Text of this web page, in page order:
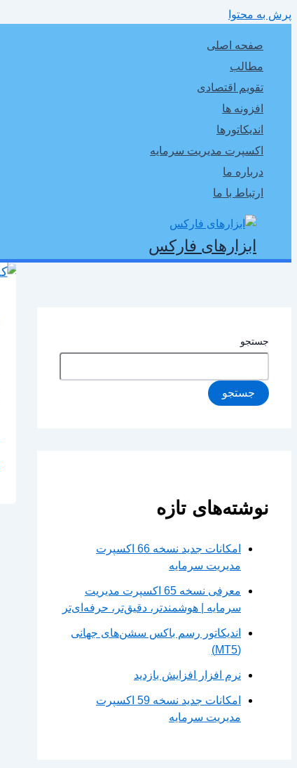
پرش به محتوا
صفحه اصلی
مطالب
تقویم اقتصادی
افزونه ها
اندیکاتورها
اکسپرت مدیریت سرمایه
درباره ما
ارتباط با ما
ابزارهای فارکس
جستجو
جستجو
نوشته‌های تازه
امکانات جدید نسخه 66 اکسپرت
مدیریت سرمایه
معرفی نسخه 65 اکسپرت مدیریت
سرمایه | هوشمندتر، دقیق‌تر، حرفه‌ای‌تر
اندیکاتور رسم باکس سشن‌های جهانی
(MT5)
نرم افزار افزایش بازدید
امکانات جدید نسخه 59 اکسپرت
مدیریت سرمایه